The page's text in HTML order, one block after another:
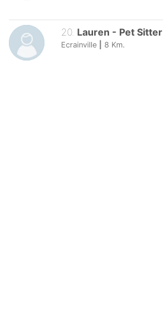
20. Lauren - Pet Sitter
Ecrainville 8 Km.